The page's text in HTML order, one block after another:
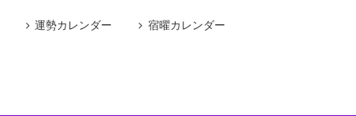
運勢カレンダー 宿曜カレンダー